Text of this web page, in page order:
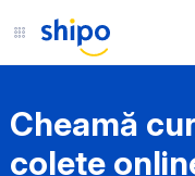
Cheamă
colete